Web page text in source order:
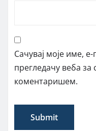
Сачувај моје име,
прегледачу веба за
коментаришем.